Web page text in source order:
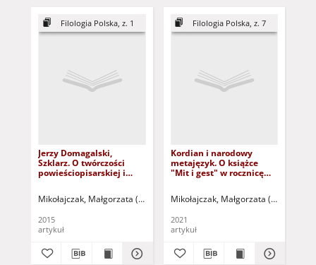
Filologia Polska, z. 1
Jerzy Domagalski,
Szklarz. O twórczości
powieściopisarskiej i
Mikołajczak, Małgorzata (1966- ) Sztyber, Radosław - red. nacz.
2015
artykuł
Filologia Polska, z. 7
Kordian i narodowy
metajęzyk. O książce
"Mit i gest" w rocznicę
recenzja
Mikołajczak, Małgorzata (1966- )
2021
artykuł